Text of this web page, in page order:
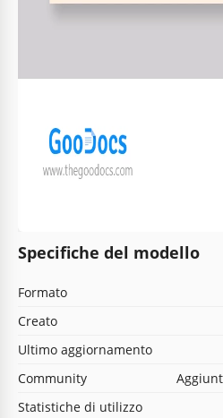
Specifiche del modello
Formato
Creato
Ultimo aggiornamento
Community
Statistiche di utilizzo